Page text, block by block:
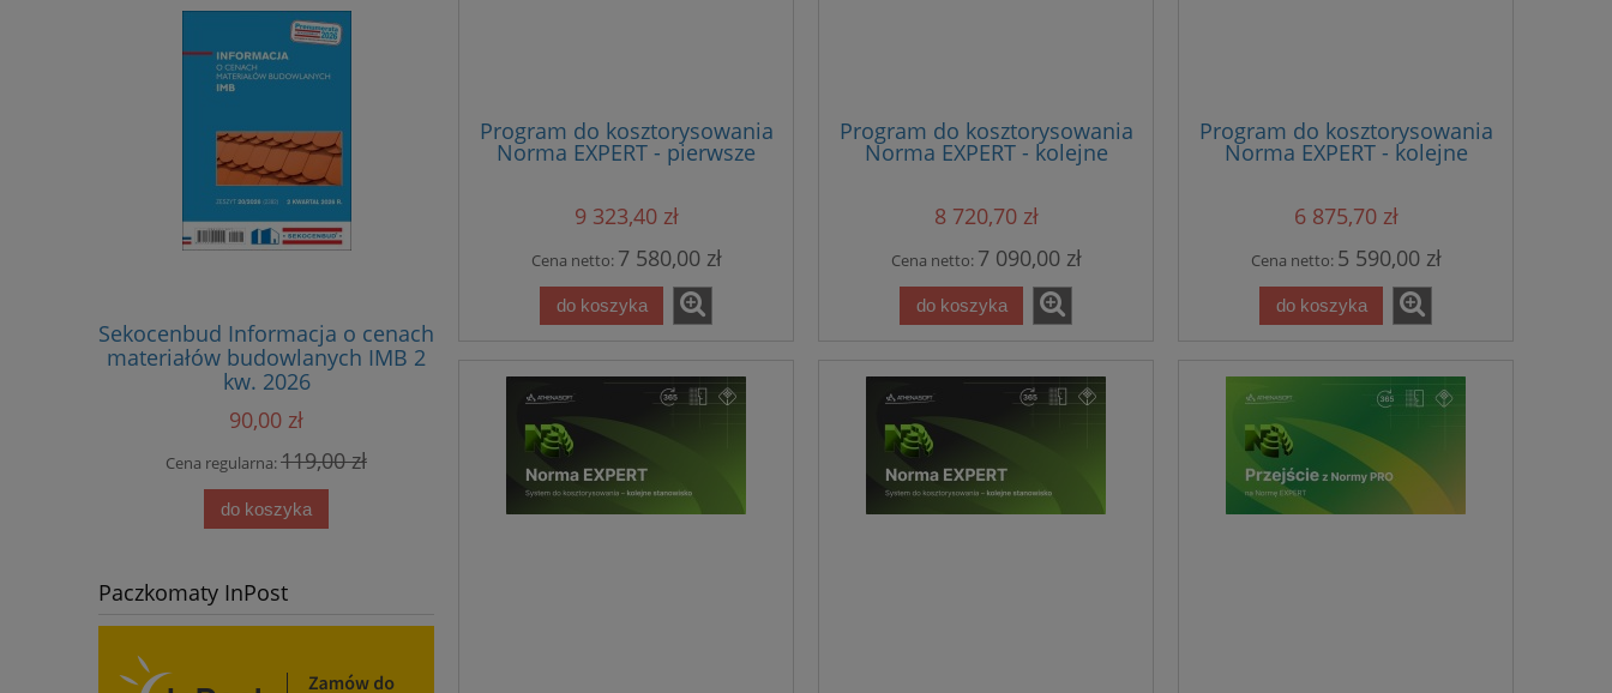
Sekocenbud Informacja o cenach
materiałów budowlanych IMB 2
kw. 2026
90,00 zł
Cena regularna:119,00 zł
do koszyka
Sekocenbud Informacja o
kosztorysowej oraz cenach pracy
sprzętu budowlanego IRS 2 kw.
2026
110,00 zł
Cena regularna: 124,00 zł
Sekocenbud Informacja o cenach
kw. 2026
104,00 zł
Cena regularna:116,00 zł
Sekocenbud Informacja o cenach
kw. 2026
104,00 zł
Cena regularna:116,00 zł
do koszyka
Paczkomaty InPost
Program do kosztorysowania
Norma EXPERT - pierwsze
stanowisko z bazą cenową
9 323,40 zł
Cena netto: 7 580,00 zł
do koszyka
Program do kosztorysowania
Norma EXPERT - kolejne
stanowisko z roczną
8 720,70 zł
Cena netto: 7 090,00 zł
do koszyka
Program do kosztorysowania
Norma EXPERT - kolejne
6 875,70 zł
Cena netto: 5 590,00 zł
do koszyka